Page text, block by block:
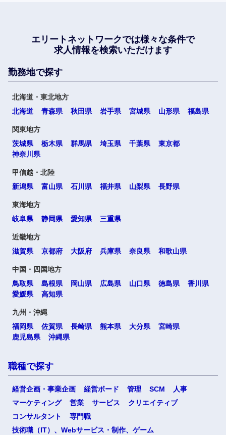
エリートネットワークでは様々な条件で
求人情報を検索いただけます
勤務地で探す
北海道・東北地方
北海道
青森県 秋田県 岩手県 宮城県 山形県 福島県
関東地方
茨城県
栃木県 群馬県 埼玉県 千葉県
東京都
神奈川県
甲信越・北陸
新潟県
富山県 石川県 福井県 山梨県 長野県
東海地方
岐阜県
静岡県 愛知県 三重県
近畿地方
滋賀県
京都府 大阪府 兵庫県 奈良県 和歌山県
中国・四国地方
鳥取県
島根県 岡山県 広島県 山口県 徳島県
香川県
愛媛県
高知県
九州・沖縄
福岡県
佐賀県 長崎県 熊本県 大分県
宮崎県
鹿児島県
沖縄県
職種で探す
経営企画・事業企画 経営ボード 管理 SCM
人事
マーケティング
営業 サービス
クリエイティブ
コンサルタント
専門職
技術職（IT）、Webサービス・制作、ゲーム